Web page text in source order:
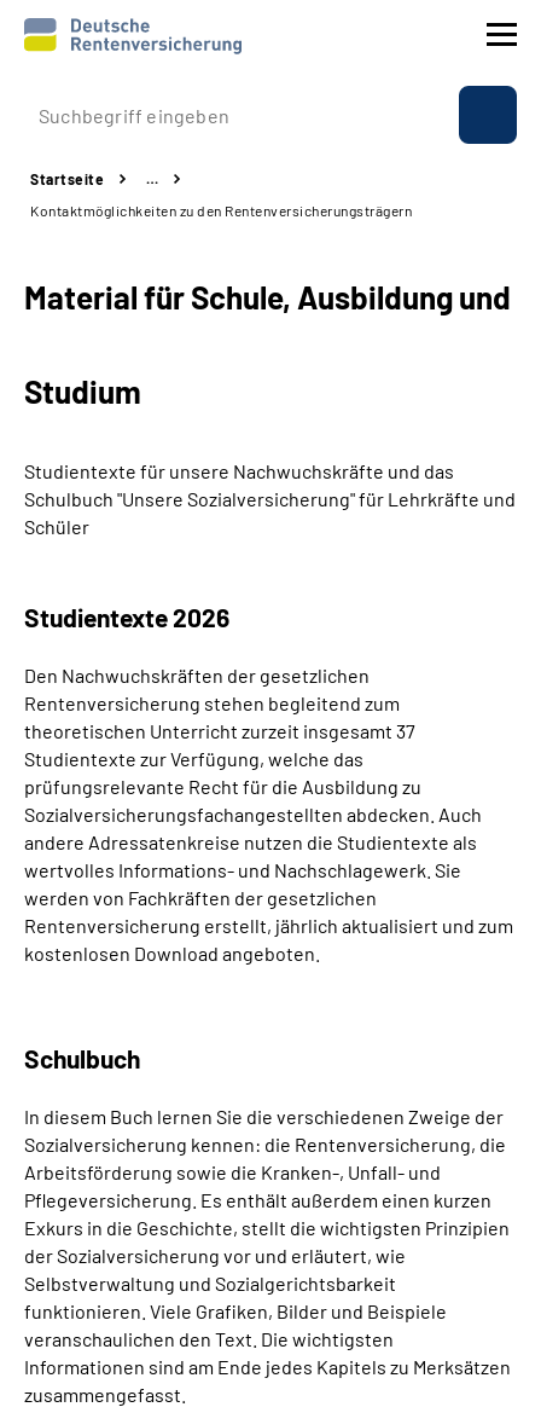
Prävention
Reha
Experten
Über uns & Presse
Online-Services
Language
Inhalte in Gebärdensprache (DGS)
Leichte Sprache
Mein Kundenportal
Startseite
…
Kontaktmöglichkeiten zu den Rentenversicherungsträgern
Material für Schule, Ausbildung und
Studium
Studientexte für unsere Nachwuchskräfte und das
Schulbuch "Unsere Sozialversicherung" für Lehrkräfte und
Schüler
Studientexte 2026
Den Nachwuchskräften der gesetzlichen
Rentenversicherung stehen begleitend zum
theoretischen Unterricht zurzeit insgesamt 37
Studientexte zur Verfügung, welche das
prüfungsrelevante Recht für die Ausbildung zu
Sozialversicherungsfachangestellten abdecken. Auch
andere Adressatenkreise nutzen die Studientexte als
wertvolles Informations- und Nachschlagewerk. Sie
werden von Fachkräften der gesetzlichen
Rentenversicherung erstellt, jährlich aktualisiert und zum
kostenlosen Download angeboten.
Schulbuch
In diesem Buch lernen Sie die verschiedenen Zweige der
Sozialversicherung kennen: die Rentenversicherung, die
Arbeitsförderung sowie die Kranken-, Unfall- und
Pflegeversicherung. Es enthält außerdem einen kurzen
Exkurs in die Geschichte, stellt die wichtigsten Prinzipien
der Sozialversicherung vor und erläutert, wie
Selbstverwaltung und Sozialgerichtsbarkeit
funktionieren. Viele Grafiken, Bilder und Beispiele
veranschaulichen den Text. Die wichtigsten
Informationen sind am Ende jedes Kapitels zu Merksätzen
zusammengefasst.